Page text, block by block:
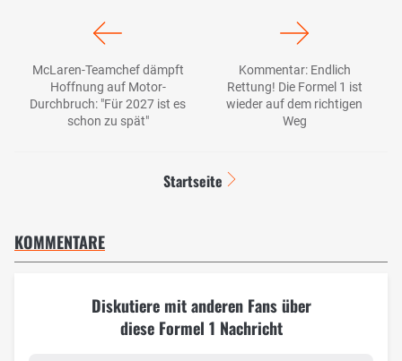
McLaren-Teamchef dämpft
Hoffnung auf Motor-
Durchbruch: "Für 2027 ist es
schon zu spät"
Kommentar: Endlich
Rettung! Die Formel 1 ist
wieder auf dem richtigen
Weg
Startseite
KOMMENTARE
Diskutiere mit anderen Fans über
diese Formel 1 Nachricht